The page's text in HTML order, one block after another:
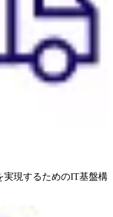
実現するためのIT基盤構